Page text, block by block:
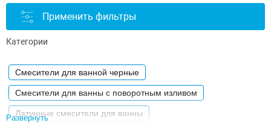
Применить фильтры
Категории
Смесители для ванной черные
Смесители для ванны с поворотным изливом
Латунные смесители для ванны
Развернуть